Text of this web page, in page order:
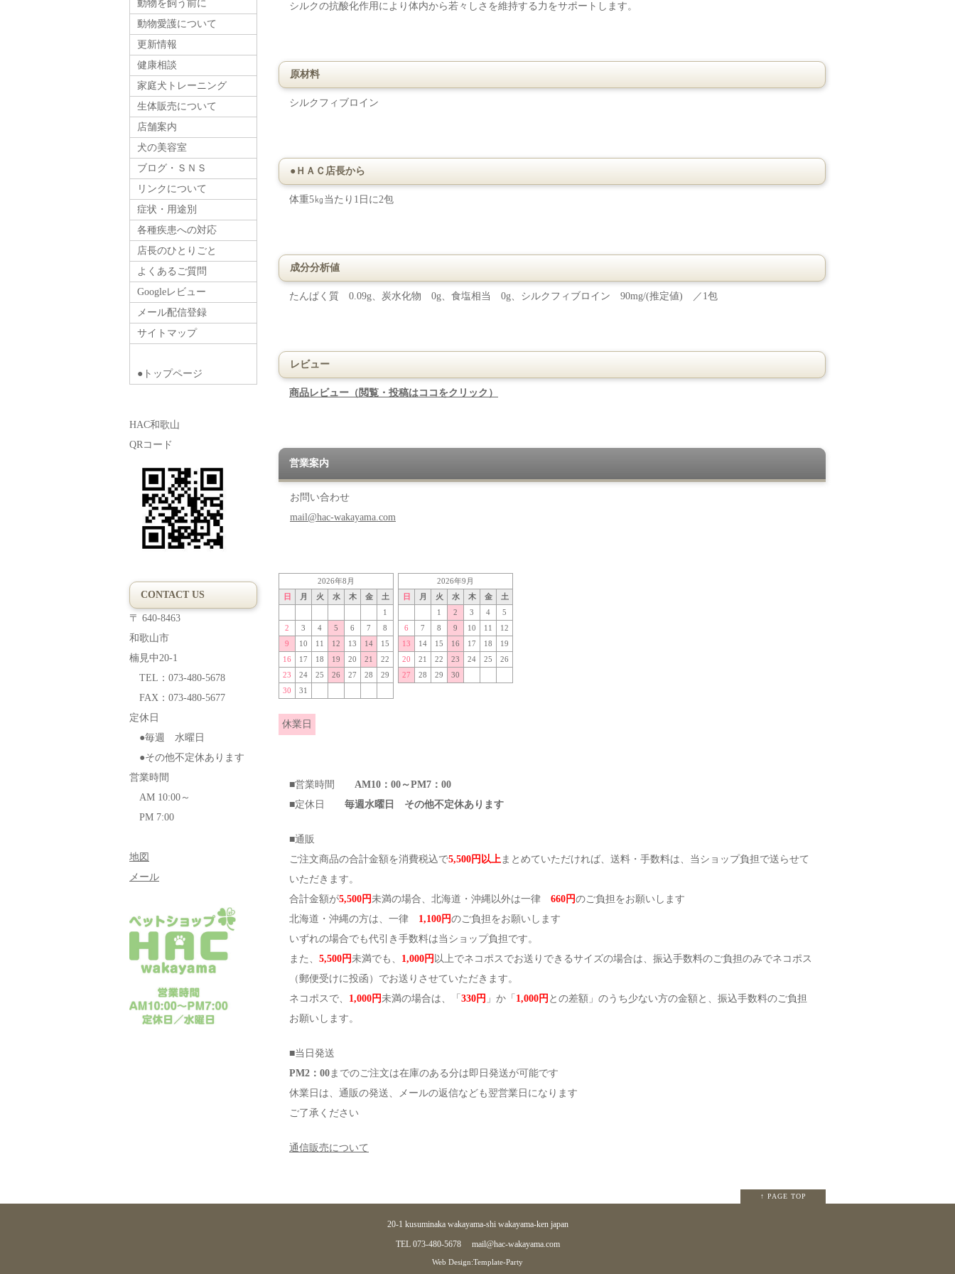
シルクの抗酸化作用により体内から若々しさを維持する力をサポートします。
原材料
シルクフィブロイン
●ＨＡＣ店長から
体重5㎏当たり1日に2包
成分分析値
たんぱく質 0.09g、炭水化物 0g、食塩相当 0g、シルクフィブロイン 90mg/(推定値) ／1包
レビュー
商品レビュー（閲覧・投稿はココをクリック）
営業案内
お問い合わせ
mail@hac-wakayama.com
2026年8月
日
月 火 水 木 金
土
1
2
3 4 5 6 7
8
9
10 11 12 13 14
15
16
17 18 19 20 21
22
23
24 25 26 27 28
29
30
31
2026年9月
日
月 火 水 木 金
土
1
2 3 4
5
6
7 8 9 10 11
12
13
14 15 16 17 18
19
20
21 22 23 24 25
26
27
28 29 30
休業日
■営業時間 AM10：00～PM7：00
■定休日 毎週水曜日 その他不定休あります
■通販
ご注文商品の合計金額を消費税込で5,500円以上まとめていただければ、送料・手数料は、当ショップ負担で送らせて
いただきます。
合計金額が5,500円未満の場合、北海道・沖縄以外は一律 660円のご負担をお願いします
北海道・沖縄の方は、一律 1,100円のご負担をお願いします
いずれの場合でも代引き手数料は当ショップ負担です。
また、 5,500円未満でも、 1,000円 以上でネコポスでお送りできるサイズの場合は、振込手数料のご負担のみでネコポス
（郵便受けに投函）でお送りさせていただきます。
ネコポスで、 1,000円未満の場合は、「 330円 」か「 1,000円 との差額」のうち少ない方の金額と、振込手数料のご負担
お願いします。
■当日発送
PM2：00までのご注文は在庫のある分は即日発送が可能です
休業日は、通販の発送、メールの返信なども翌営業日になります
ご了承ください
通信販売について
動物を飼う前に
動物愛護について
更新情報
健康相談
家庭犬トレーニング
生体販売について
店舗案内
犬の美容室
ブログ・ＳＮＳ
リンクについて
症状・用途別
各種疾患への対応
店長のひとりごと
よくあるご質問
Googleレビュー
メール配信登録
サイトマップ
●トップページ
HAC和歌山
QRコード
CONTACT US
〒 640-8463
和歌山市
楠見中20-1
TEL：073-480-5678
FAX：073-480-5677
定休日
●毎週 水曜日
●その他不定休あります
営業時間
AM 10:00～
PM 7:00
地図
メール
↑ PAGE TOP
20-1 kusuminaka wakayama-shi wakayama-ken japan
TEL 073-480-5678 mail@hac-wakayama.com
Web Design:Template-Party